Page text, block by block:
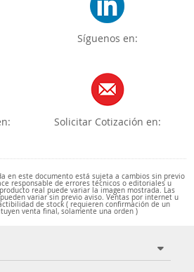
Síguenos en:
Solicitar Cotización en:
en este documento está sujeta a cambios sin previo
responsable de errores técnicos o editoriales u
real puede variar la imagen mostrada. Las
variar sin previo aviso. Ventas por internet u
de stock ( requieren confirmación de un
venta final, solamente una orden )